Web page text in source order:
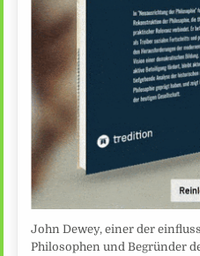
John Dewey, einer der
Philosophen und Begründer